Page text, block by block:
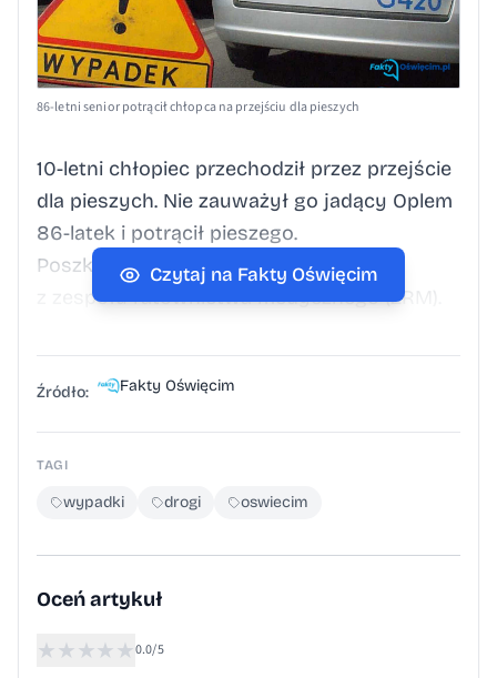
86-letni senior potrącił chłopca na przejściu dla pieszych
10-letni chłopiec przechodził przez przejście
dla pieszych. Nie zauważył go jadący Oplem
86-latek i potrącił pieszego.
Poszkodowanym zajęli się ratownicy
z zespołu ratownictwa medycznego (ZRM).
szpitalny oddział ratunkowy (SOR). Lekarz
stwierdził, że 10-latek doznał jedynie
niegroźnych stłuczeń i pozwolił mu wrócić
do domu.
Czytaj na Fakty Oświęcim
Źródło: Fakty Oświęcim
TAGI
wypadki drogi oswiecim
Oceń artykuł
★ ★ ★★ ★0.0/5